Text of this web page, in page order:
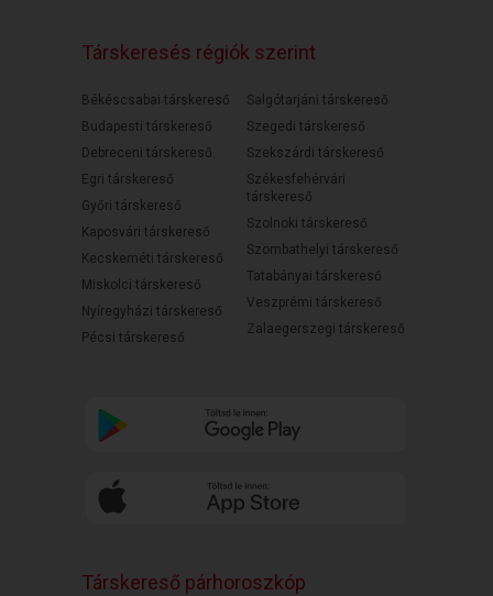
Társkeresés régiók szerint
Békéscsabai társkereső
Budapesti társkereső
Debreceni társkereső
Egri társkereső
Győri társkereső
Kaposvári társkereső
Kecskeméti társkereső
Miskolci társkereső
Nyíregyházi társkereső
Pécsi társkereső
Salgótarjáni társkereső
Szegedi társkereső
Szekszárdi társkereső
Székesfehérvári
társkereső
Szolnoki társkereső
Szombathelyi társkereső
Tatabányai társkereső
Veszprémi társkereső
Zalaegerszegi társkereső
Társkereső párhoroszkóp